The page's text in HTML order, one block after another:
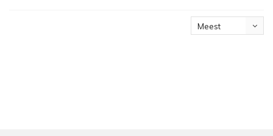
Meest